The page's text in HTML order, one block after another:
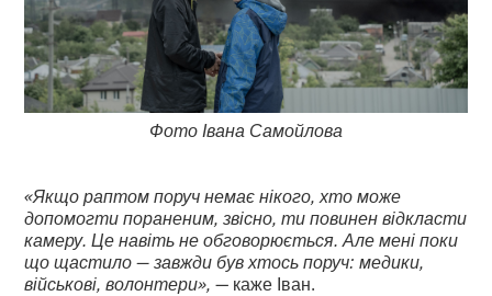
Фото Івана Самойлова
«Якщо раптом поруч немає нікого, хто може
допомогти пораненим, звісно, ти повинен відкласти
камеру. Це навіть не обговорюється. Але мені поки
що щастило — завжди був хтось поруч: медики,
військові, волонтери», — каже Іван.